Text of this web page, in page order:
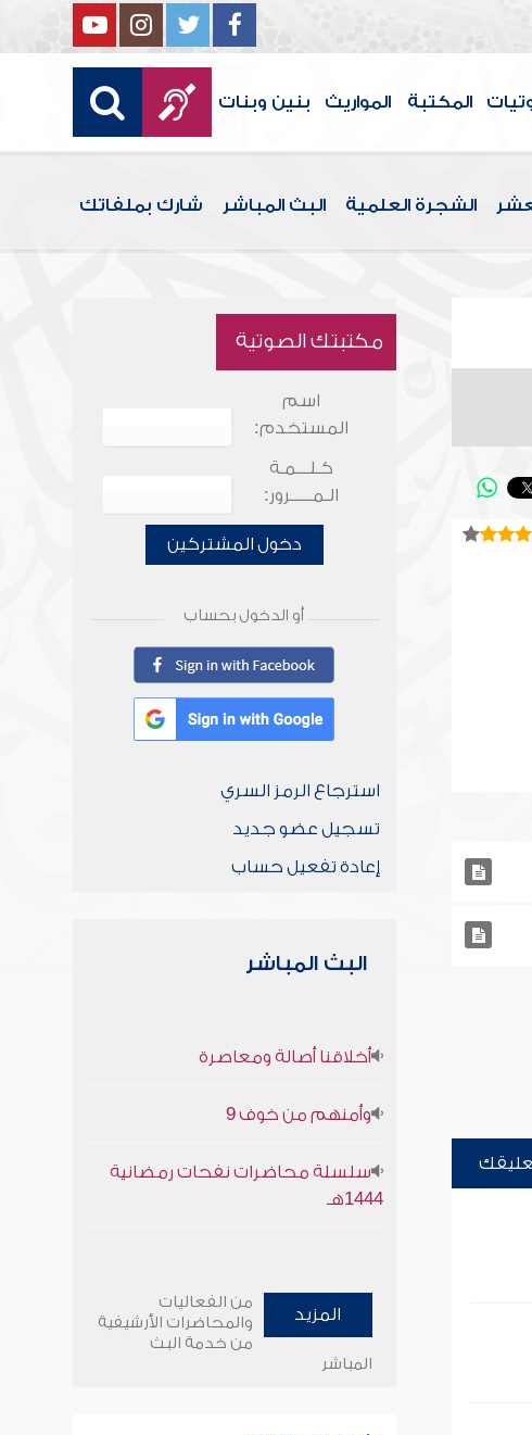
المكتبة المواريث بنين وبنات
الشجرة العلمية البث المباشر شارك بملفاتك
مكتبتك الصوتية
اسم
المستخدم:
كـلـــمـة
الـمـــــرور:
دخول المشتركين
أو الدخول بحساب
استرجاع الرمز السري
تسجيل عضو جديد
إعادة تفعيل حساب
البث المباشر
أخلاقنا أصالة ومعاصرة
وأمنهم من خوف 9
سلسلة محاضرات نفحات رمضانية
1444هـ
المزيد
من الفعاليات
والمحاضرات الأرشيفية
من خدمة البث
المباشر